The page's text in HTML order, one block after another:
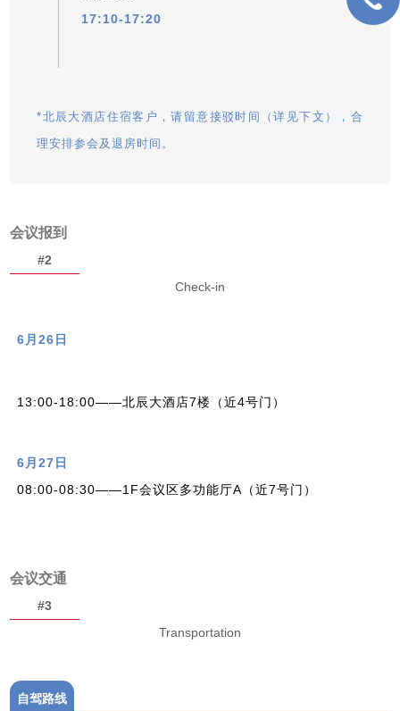
17:10-17:20
*北辰大酒店住宿客户，请留意接驳时间（详见下文），合
理安排参会及退房时间。
会议报到
#2
Check-in
6月26日
13:00-18:00——北辰大酒店7楼（近4号门）
6月27日
08:00-08:30——1F会议区多功能厅A（近7号门）
会议交通
#3
Transportation
自驾路线